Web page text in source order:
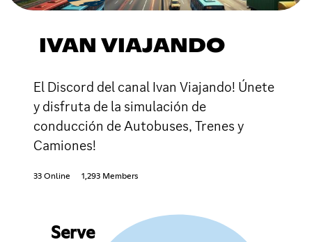
IVAN VIAJANDO
El Discord del canal Ivan Viajando! Únete
y disfruta de la simulación de
conducción de Autobuses, Trenes y
Camiones!
33 Online 1,293 Members
Serve